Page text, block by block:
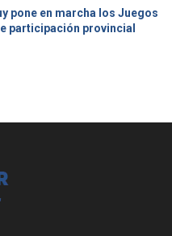
pone en marcha los Juegos
participación provincial